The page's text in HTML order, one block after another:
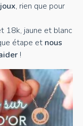
, rien que pour
18k, jaune et blanc
étape et nous
!